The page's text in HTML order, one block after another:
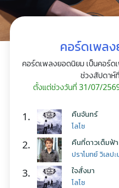
คอร์ดเพล
คอร์ดเพลงยอดนิยม เป็นคอร์ด
ช่วงสัปดาห์
ตั้งแต่ช่วงวันที่ 31/07/
1. คืนจันทร์
โลโซ
2. คืนที่ดาวเต็มฟ้า
ปราโมทย์ วิเลปะ
3. ใจสั่งมา
โลโซ